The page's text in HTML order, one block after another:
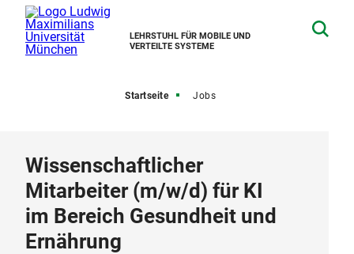
LEHRSTUHL FÜR MOBILE UND
VERTEILTE SYSTEME
Startseite Jobs
Wissenschaftlicher
Mitarbeiter (m/w/d) für KI
im Bereich Gesundheit und
Ernährung